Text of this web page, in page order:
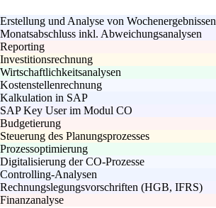
Erstellung und Analyse von Wochenergebnissen
Monatsabschluss inkl. Abweichungsanalysen
Reporting
Investitionsrechnung
Wirtschaftlichkeitsanalysen
Kostenstellenrechnung
Kalkulation in SAP
SAP Key User im Modul CO
Budgetierung
Steuerung des Planungsprozesses
Prozessoptimierung
Digitalisierung der CO-Prozesse
Controlling-Analysen
Rechnungslegungsvorschriften (HGB, IFRS)
Finanzanalyse